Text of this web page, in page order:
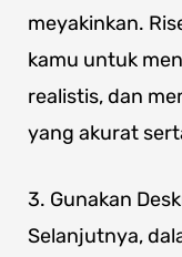
meyakinkan.
kamu untuk
realistis, dan
yang akurat
3. Gunakan
Selanjutnya,